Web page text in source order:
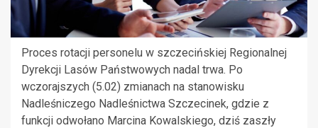
Proces rotacji personelu w szczecińskiej Regionalnej
Dyrekcji Lasów Państwowych nadal trwa. Po
wczorajszych (5.02) zmianach na stanowisku
Nadleśniczego Nadleśnictwa Szczecinek, gdzie z
funkcji odwołano Marcina Kowalskiego, dziś zaszły